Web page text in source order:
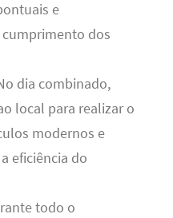
e
dos
dia combinado,
local para realizar o
modernos e
eficiência do
todo o